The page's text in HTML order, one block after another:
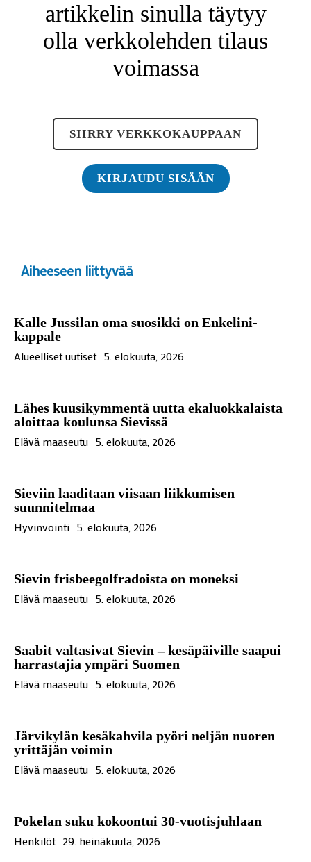
artikkelin sinulla täytyy
olla verkkolehden tilaus
voimassa
SIIRRY VERKKOKAUPPAAN
KIRJAUDU SISÄÄN
Aiheeseen liittyvää
Kalle Jussilan oma suosikki on Enkelini-
kappale
Alueelliset uutiset 5. elokuuta, 2026
Lähes kuusikymmentä uutta ekaluokkalaista
aloittaa koulunsa Sievissä
Elävä maaseutu 5. elokuuta, 2026
Sieviin laaditaan viisaan liikkumisen
suunnitelmaa
Hyvinvointi 5. elokuuta, 2026
Sievin frisbeegolfradoista on moneksi
Elävä maaseutu 5. elokuuta, 2026
Saabit valtasivat Sievin – kesäpäiville saapui
harrastajia ympäri Suomen
Elävä maaseutu 5. elokuuta, 2026
Järvikylän kesäkahvila pyöri neljän nuoren
yrittäjän voimin
Elävä maaseutu 5. elokuuta, 2026
Pokelan suku kokoontui 30-vuotisjuhlaan
Henkilöt 29. heinäkuuta, 2026